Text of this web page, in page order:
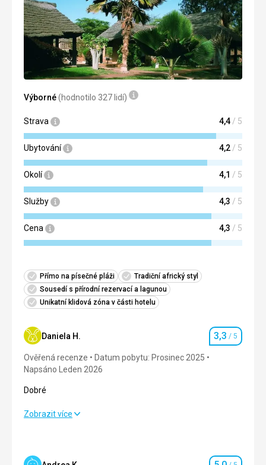
Výborné(hodnotilo 327 lidí)
Strava 4,4 / 5
Ubytování 4,2 / 5
Okolí 4,1 / 5
Služby 4,3 / 5
Cena 4,3 / 5
Přímo na písečné pláži
Tradiční africký styl
Sousedí s přírodní rezervací a lagunou
Unikatní klidová zóna v části hotelu
Daniela H. Hodnocení
3,3 / 5
Ověřená recenze
Datum pobytu: Prosinec 2025
Napsáno Leden 2026
Dobré
Dobré
Ubytování 3,0/ 5
Zobrazit více